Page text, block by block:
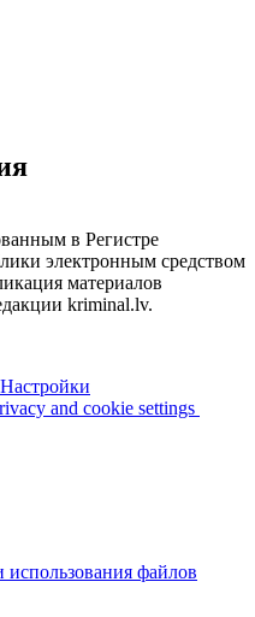
в Регистре
электронным средством
материалов
kriminal.lv.
and cookie settings
файлов